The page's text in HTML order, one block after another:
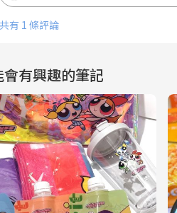
共有 1 條評論
有興趣的筆記